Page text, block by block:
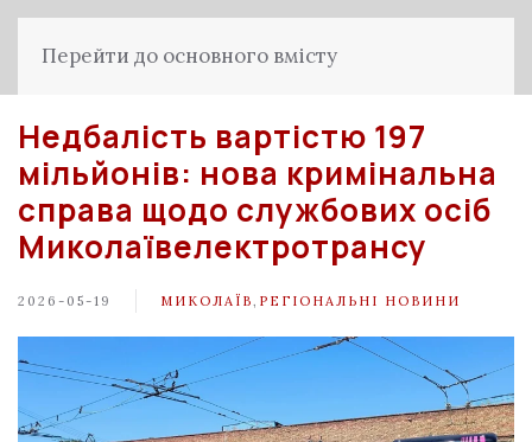
Перейти до основного вмісту
Недбалість вартістю 197
мільйонів: нова кримінальна
справа щодо службових осіб
Миколаївелектротрансу
2026-05-19 МИКОЛАЇВ РЕГІОНАЛЬНІ НОВИНИ